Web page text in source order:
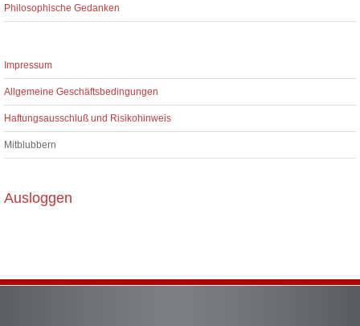
Philosophische Gedanken
Impressum
Allgemeine Geschäftsbedingungen
Haftungsausschluß und Risikohinweis
Mitblubbern
Ausloggen